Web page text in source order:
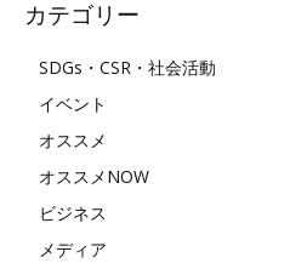
カテゴリー
SDGs・CSR・社会活動
イベント
オススメ
オススメNOW
ビジネス
メディア